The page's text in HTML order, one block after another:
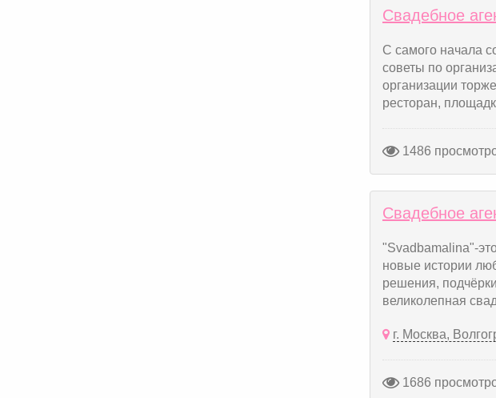
Свадебное
С самого начала
советы по
организации
ресторан,
1486
Свадебное
"Svadbamalina"-
новые истории
решения,
великолепная
г. Москва,
1686